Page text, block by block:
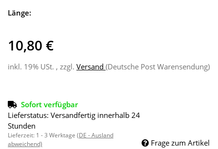
Länge:
10,80 €
inkl. 19% USt. , zzgl. Versand (Deutsche Post Warensendung)
Sofort verfügbar
Lieferstatus: Versandfertig innerhalb 24
Stunden
Lieferzeit: 1 - 3 Werktage (DE - Ausland
abweichend)
Frage zum Artikel